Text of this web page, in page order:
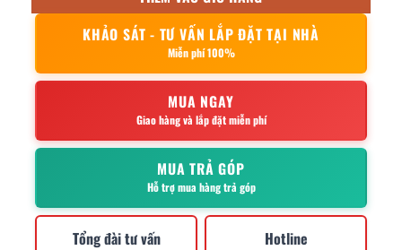
KHẢO SÁT - TƯ VẤN LẮP ĐẶT TẠI NHÀ
Miễn phí 100%
MUA NGAY
Giao hàng và lắp đặt miễn phí
MUA TRẢ GÓP
Hỗ trợ mua hàng trả góp
Tổng đài tư vấn Hotline